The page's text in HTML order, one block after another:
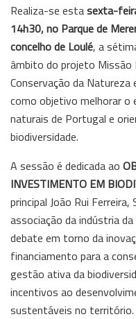
Realiza-se estasexta-
14h30, no Parque de
concelho de Loulé, a
âmbito do projeto
Conservação da Natureza
como objetivo melhorar o
naturais de Portugal e
biodiversidade.
A sessão é dedicada ao
INVESTIMENTO EM
principal João Rui
associação da indústria
debate em torno da
financiamento para a
gestão ativa da
incentivos ao
sustentáveis no território.